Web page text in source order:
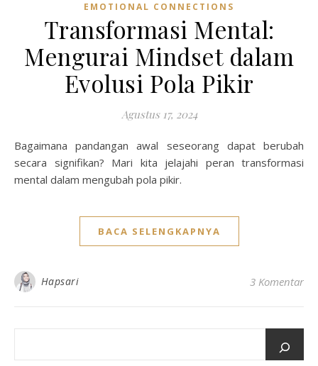
EMOTIONAL CONNECTIONS
Transformasi Mental:
Mengurai Mindset dalam
Evolusi Pola Pikir
Agustus 17, 2024
Bagaimana pandangan awal seseorang dapat berubah
secara signifikan? Mari kita jelajahi peran transformasi
mental dalam mengubah pola pikir.
BACA SELENGKAPNYA
Hapsari 3 Komentar